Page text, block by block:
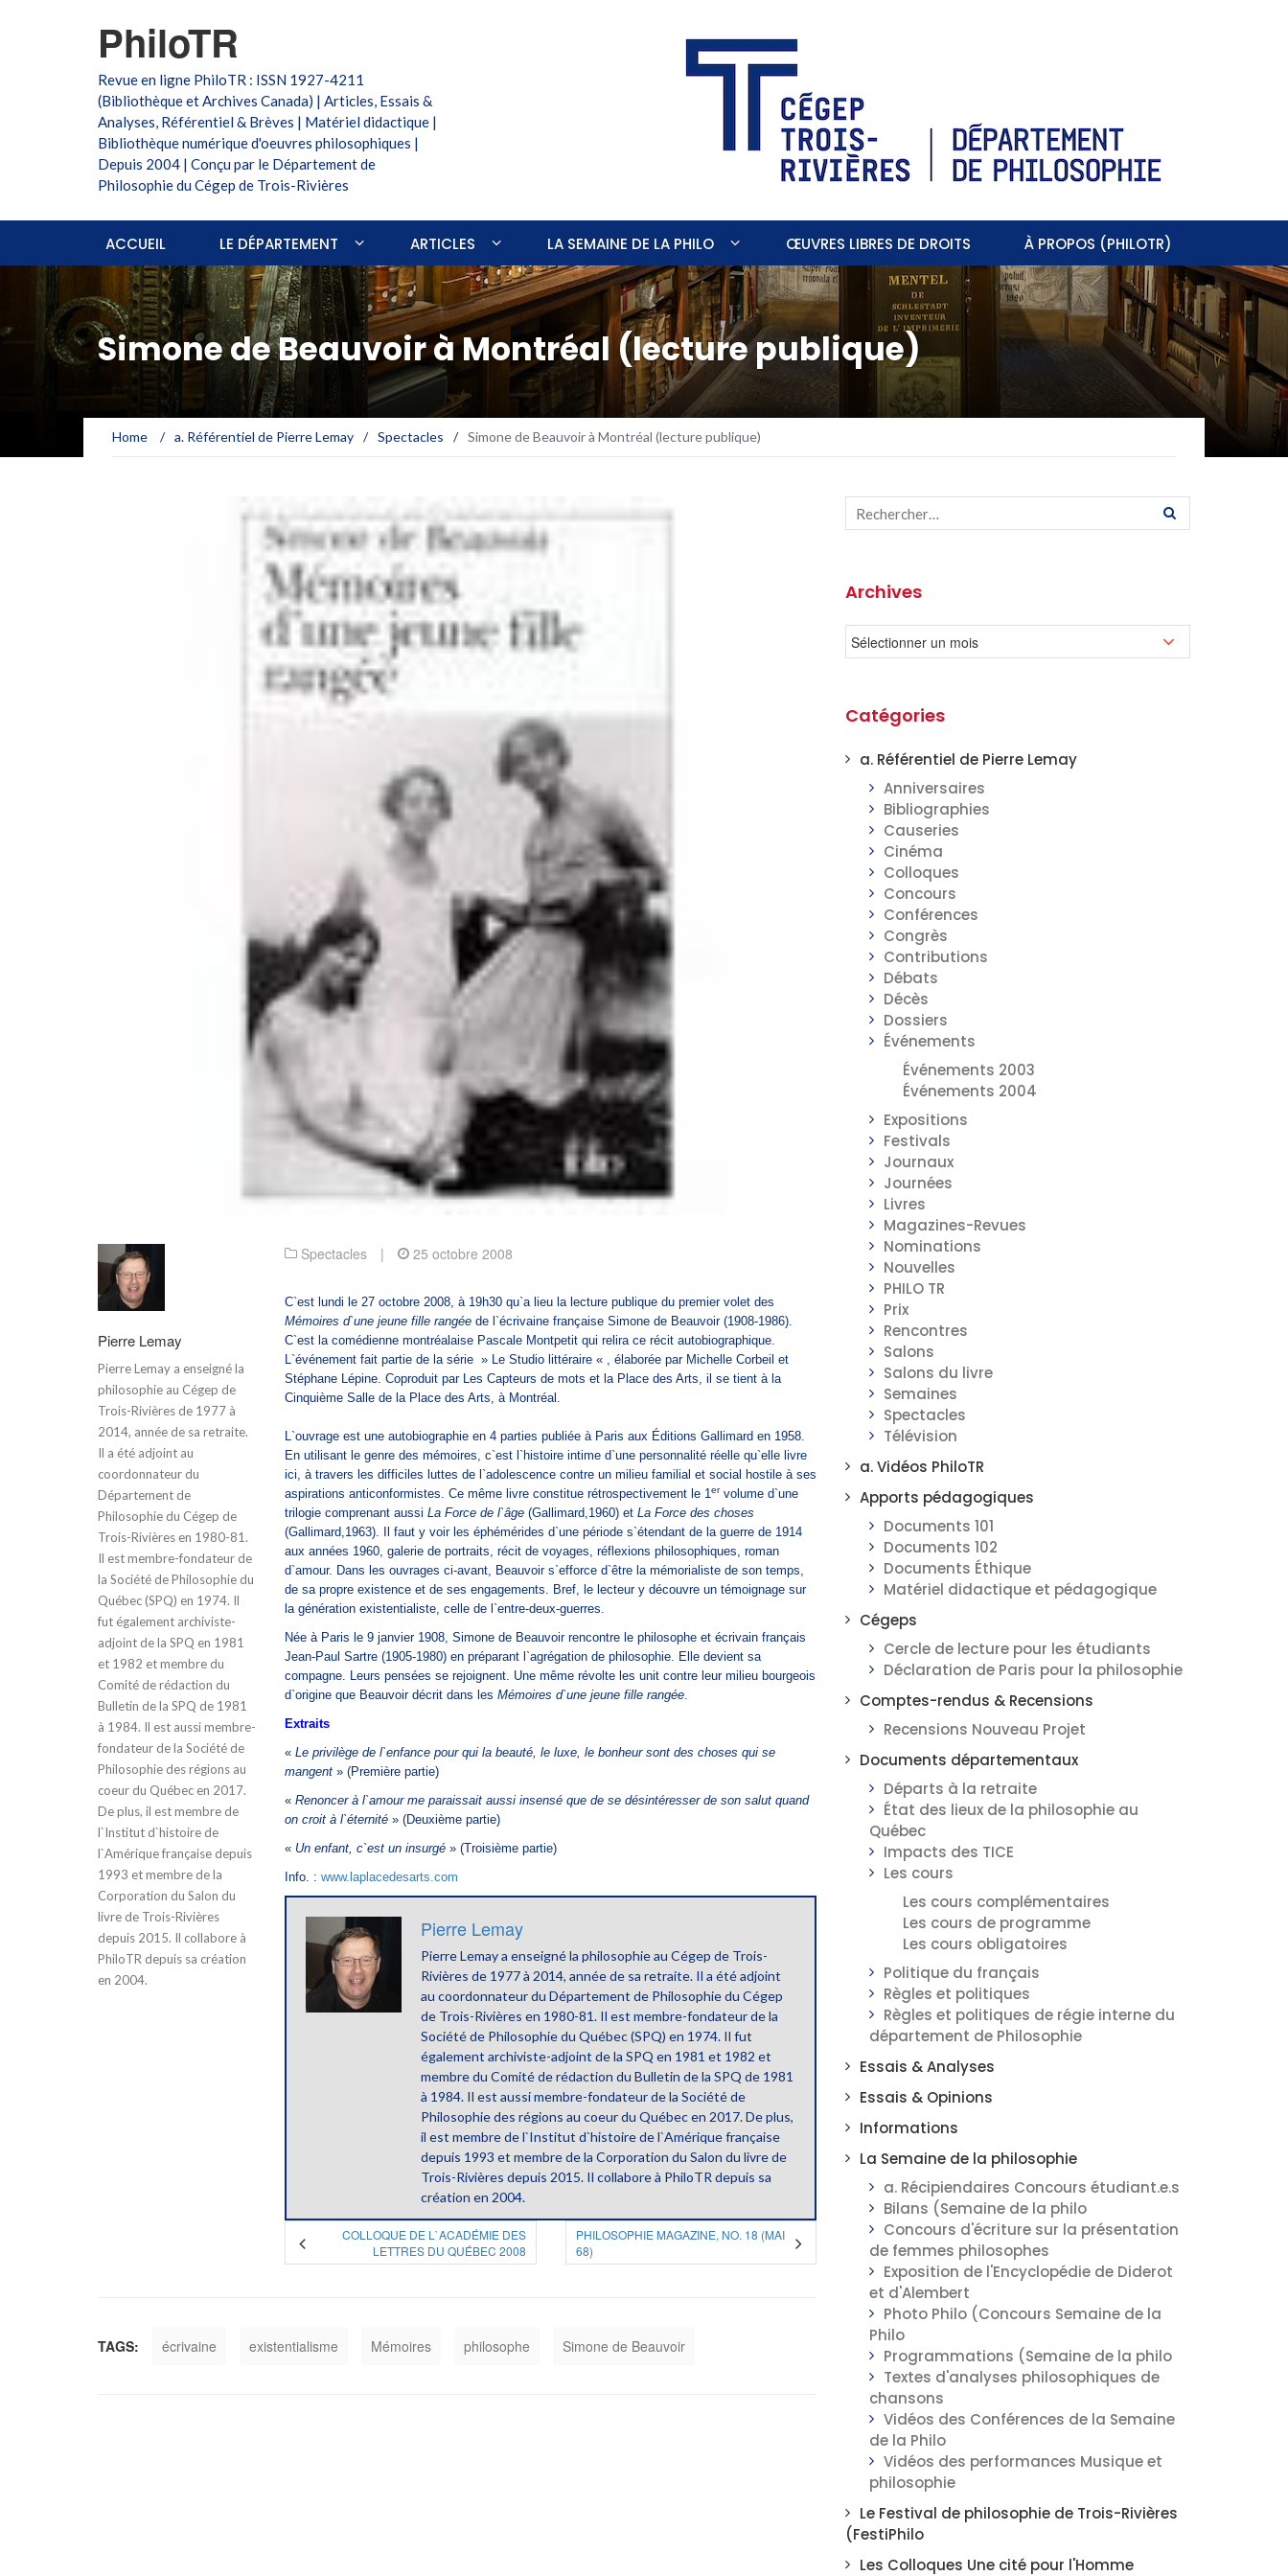
PhiloTR
Revue en ligne PhiloTR : ISSN 1927-4211
(Bibliothèque et Archives Canada) | Articles, Essais &
Analyses, Référentiel & Brèves | Matériel didactique |
Bibliothèque numérique d'oeuvres philosophiques |
Depuis 2004 | Conçu par le Département de
Philosophie du Cégep de Trois-Rivières
ACCUEIL LE DÉPARTEMENT ARTICLES LA SEMAINE DE LA PHILO ŒUVRES LIBRES DE DROITS À PROPOS (PHILOTR)
Simone de Beauvoir à Montréal (lecture publique)
Home / a. Référentiel de Pierre Lemay / Spectacles / Simone de Beauvoir à Montréal (lecture publique)
Pierre Lemay
Pierre Lemay a enseigné la
philosophie au Cégep de
Trois-Rivières de 1977 à
2014, année de sa retraite.
Il a été adjoint au
coordonnateur du
Département de
Philosophie du Cégep de
Trois-Rivières en 1980-81.
Il est membre-fondateur de
la Société de Philosophie du
Québec (SPQ) en 1974. Il
fut également archiviste-
adjoint de la SPQ en 1981
et 1982 et membre du
Comité de rédaction du
Bulletin de la SPQ de 1981
à 1984. Il est aussi membre-
fondateur de la Société de
Philosophie des régions au
coeur du Québec en 2017.
De plus, il est membre de
l`Institut d`histoire de
l`Amérique française depuis
1993 et membre de la
Corporation du Salon du
livre de Trois-Rivières
depuis 2015. Il collabore à
PhiloTR depuis sa création
en 2004.
Spectacles | 25 octobre 2008
C`est lundi le 27 octobre 2008, à 19h30 qu`a lieu la lecture publique du premier volet des
Mémoires d`une jeune fille rangée de l`écrivaine française Simone de Beauvoir (1908-1986).
C`est la comédienne montréalaise Pascale Montpetit qui relira ce récit autobiographique.
L`événement fait partie de la série » Le Studio littéraire « , élaborée par Michelle Corbeil et
Stéphane Lépine. Coproduit par Les Capteurs de mots et la Place des Arts, il se tient à la
Cinquième Salle de la Place des Arts, à Montréal.
L`ouvrage est une autobiographie en 4 parties publiée à Paris aux Éditions Gallimard en 1958.
En utilisant le genre des mémoires, c`est l`histoire intime d`une personnalité réelle qu`elle livre
ici, à travers les difficiles luttes de l`adolescence contre un milieu familial et social hostile à ses
aspirations anticonformistes. Ce même livre constitue rétrospectivement le 1ervolume d`une
trilogie comprenant aussi La Force de l`âge (Gallimard,1960) et La Force des choses
(Gallimard,1963). Il faut y voir les éphémérides d`une période s`étendant de la guerre de 1914
aux années 1960, galerie de portraits, récit de voyages, réflexions philosophiques, roman
d`amour. Dans les ouvrages ci-avant, Beauvoir s`efforce d`être la mémorialiste de son temps,
de sa propre existence et de ses engagements. Bref, le lecteur y découvre un témoignage sur
la génération existentialiste, celle de l`entre-deux-guerres.
Née à Paris le 9 janvier 1908, Simone de Beauvoir rencontre le philosophe et écrivain français
Jean-Paul Sartre (1905-1980) en préparant l`agrégation de philosophie. Elle devient sa
compagne. Leurs pensées se rejoignent. Une même révolte les unit contre leur milieu bourgeois
d`origine que Beauvoir décrit dans les Mémoires d`une jeune fille rangée.
Extraits
« Le privilège de l`enfance pour qui la beauté, le luxe, le bonheur sont des choses qui se
mangent » (Première partie)
« Renoncer à l`amour me paraissait aussi insensé que de se désintéresser de son salut quand
on croit à l`éternité » (Deuxième partie)
« Un enfant, c`est un insurgé » (Troisième partie)
Info. : www.laplacedesarts.com
Pierre Lemay
Pierre Lemay a enseigné la philosophie au Cégep de Trois-
Rivières de 1977 à 2014, année de sa retraite. Il a été adjoint
au coordonnateur du Département de Philosophie du Cégep
de Trois-Rivières en 1980-81. Il est membre-fondateur de la
Société de Philosophie du Québec (SPQ) en 1974. Il fut
également archiviste-adjoint de la SPQ en 1981 et 1982 et
membre du Comité de rédaction du Bulletin de la SPQ de 1981
à 1984. Il est aussi membre-fondateur de la Société de
Philosophie des régions au coeur du Québec en 2017. De plus,
il est membre de l`Institut d`histoire de l`Amérique française
depuis 1993 et membre de la Corporation du Salon du livre de
Trois-Rivières depuis 2015. Il collabore à PhiloTR depuis sa
création en 2004.
COLLOQUE DE L`ACADÉMIE DES
LETTRES DU QUÉBEC 2008
PHILOSOPHIE MAGAZINE, NO. 18 (MAI
68)
TAGS: écrivaine existentialisme Mémoires philosophe Simone de Beauvoir
Archives
Catégories
a. Référentiel de Pierre Lemay
Anniversaires
Bibliographies
Causeries
Cinéma
Colloques
Concours
Conférences
Congrès
Contributions
Débats
Décès
Dossiers
Événements
Événements 2003
Événements 2004
Expositions
Festivals
Journaux
Journées
Livres
Magazines-Revues
Nominations
Nouvelles
PHILO TR
Prix
Rencontres
Salons
Salons du livre
Semaines
Spectacles
Télévision
a. Vidéos PhiloTR
Apports pédagogiques
Documents 101
Documents 102
Documents Éthique
Matériel didactique et pédagogique
Cégeps
Cercle de lecture pour les étudiants
Déclaration de Paris pour la philosophie
Comptes-rendus & Recensions
Recensions Nouveau Projet
Documents départementaux
Départs à la retraite
État des lieux de la philosophie au
Québec
Impacts des TICE
Les cours
Les cours complémentaires
Les cours de programme
Les cours obligatoires
Politique du français
Règles et politiques
Règles et politiques de régie interne du
département de Philosophie
Essais & Analyses
Essais & Opinions
Informations
La Semaine de la philosophie
a. Récipiendaires Concours étudiant.e.s
Bilans (Semaine de la philo
Concours d'écriture sur la présentation
de femmes philosophes
Exposition de l'Encyclopédie de Diderot
et d'Alembert
Photo Philo (Concours Semaine de la
Philo
Programmations (Semaine de la philo
Textes d'analyses philosophiques de
chansons
Vidéos des Conférences de la Semaine
de la Philo
Vidéos des performances Musique et
philosophie
Le Festival de philosophie de Trois-Rivières
(FestiPhilo
Les Colloques Une cité pour l'Homme